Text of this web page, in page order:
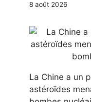
8 août 2026
La Chine a un
astéroïdes